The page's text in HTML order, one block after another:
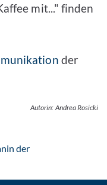
mit..." finden
der
Autorin: Andrea Rosicki
der
mail